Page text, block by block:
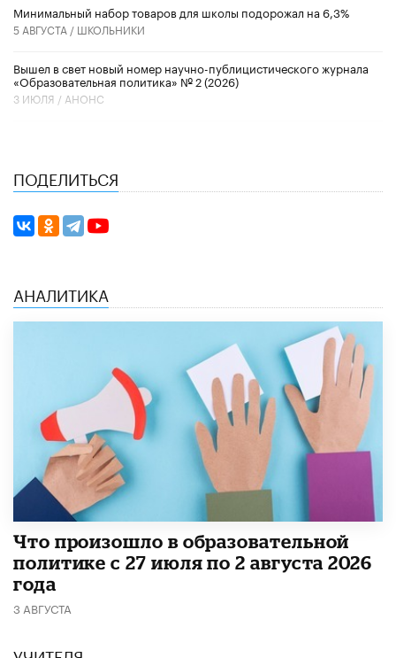
Минимальный набор товаров для школы подорожал на 6,3%
5 АВГУСТА / ШКОЛЬНИКИ
Вышел в свет новый номер научно-публицистического журнала
«Образовательная политика» № 2 (2026)
3 ИЮЛЯ / АНОНС
ПОДЕЛИТЬСЯ
АНАЛИТИКА
​Что произошло в образовательной
политике с 27 июля по 2 августа 2026
года
3 АВГУСТА